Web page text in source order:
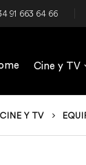
91 663 64 66
Cine y TV
CINE Y TV